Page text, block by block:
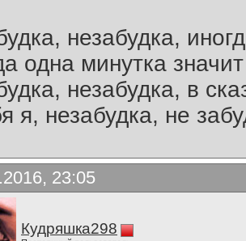
незабудка,
одна минутка
незабудка, в
я, незабудка, не
23:05
Кудряшка298